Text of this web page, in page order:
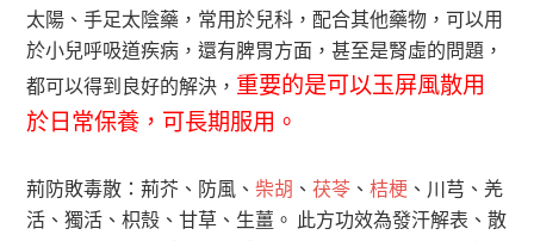
太陽、手足太陰藥，常用於兒科，配合其他藥物，可以用
於小兒呼吸道疾病，還有脾胃方面，甚至是腎虛的問題，
都可以得到良好的解決， 重要的是可以玉屏風散用
於日常保養，可長期服用。
荊防敗毒散：荊芥、防風、柴胡 、茯苓 、桔梗 、川芎、羌
活、獨活、枳殼、甘草、生薑。 此方功效為發汗解表、散